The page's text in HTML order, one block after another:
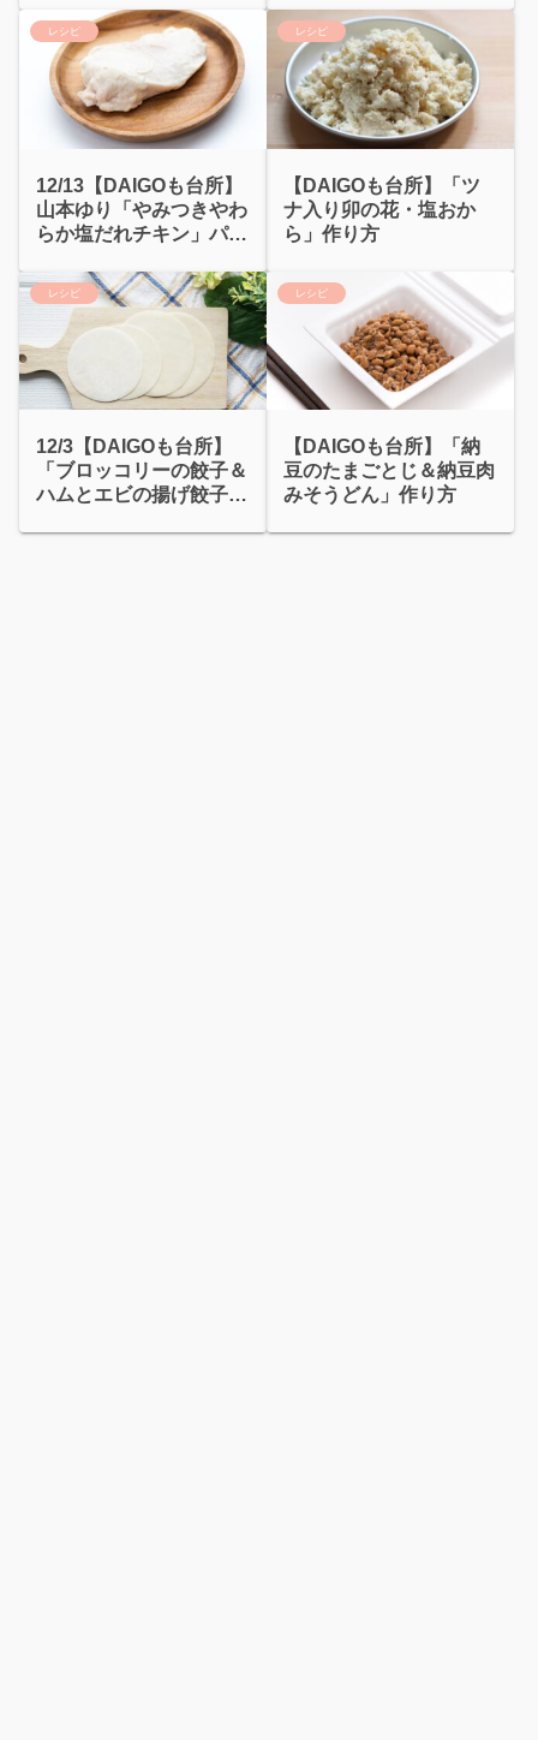
レシピ
12/13【DAIGOも台所】
山本ゆり「やみつきやわ
らか塩だれチキン」パサ
レシピ
【DAIGOも台所】「ツ
ナ入り卯の花・塩おか
ら」作り方
レシピ
12/3【DAIGOも台所】
「ブロッコリーの餃子＆
ハムとエビの揚げ餃子」
レシピ
【DAIGOも台所】「納
豆のたまごとじ＆納豆肉
みそうどん」作り方